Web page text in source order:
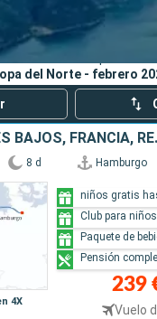
Buscar
criterios de búsqueda:
del Norte - febrero
4X
8 d Hamburgo
239
Vuelo
niños gratis
Club para
Paquete de
Pensión